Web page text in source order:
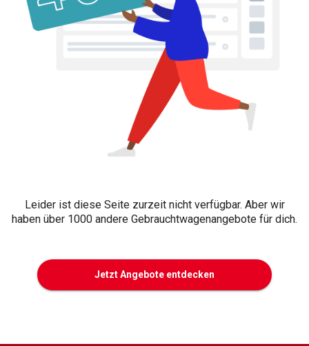
Leider ist diese Seite zurzeit nicht verfügbar. Aber wir
haben über 1000 andere Gebrauchtwagenangebote für dich.
Jetzt Angebote entdecken